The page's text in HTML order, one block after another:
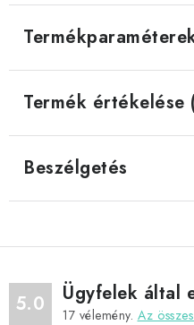
Termék értékelése
Beszélgetés
5.0 Ügyfelek által
17 vélemény. Az